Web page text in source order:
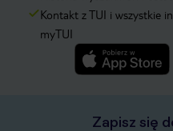
Kontakt z TUI i wszystkie
myTUI
Zapisz się